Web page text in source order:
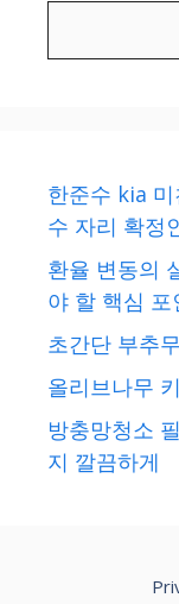
한준수 kia
수 자리 확정
환율 변동의
야 할 핵심 포
초간단 부추
올리브나무
방충망청소
지 깔끔하게